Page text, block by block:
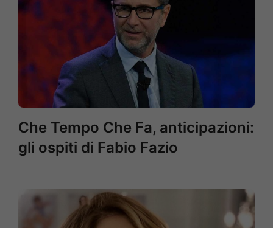
Che Tempo Che Fa, anticipazioni:
gli ospiti di Fabio Fazio